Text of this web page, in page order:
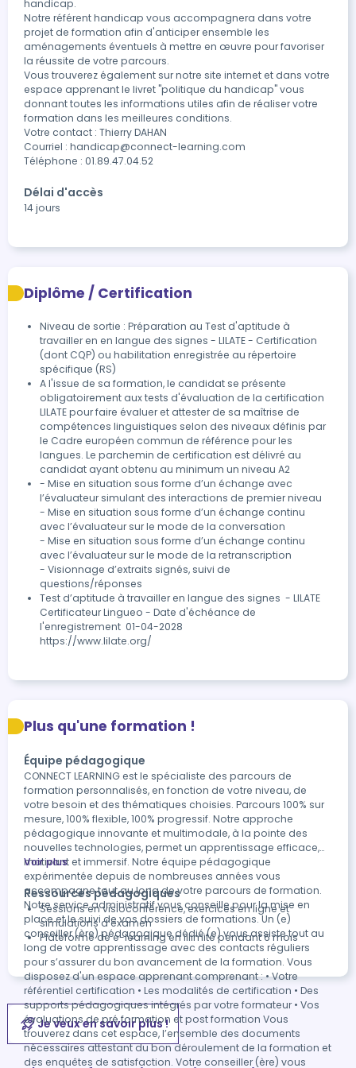
handicap.
Notre référent handicap vous accompagnera dans votre
projet de formation afin d'anticiper ensemble les
aménagements éventuels à mettre en œuvre pour favoriser
la réussite de votre parcours.
Vous trouverez également sur notre site internet et dans votre
espace apprenant le livret "politique du handicap" vous
donnant toutes les informations utiles afin de réaliser votre
formation dans les meilleures conditions.
Votre contact : Thierry DAHAN
Courriel : handicap@connect-learning.com
Téléphone : 01.89.47.04.52
Délai d'accès
14 jours
Diplôme / Certification
Niveau de sortie : Préparation au Test d'aptitude à
travailler en en langue des signes - LILATE - Certification
(dont CQP) ou habilitation enregistrée au répertoire
spécifique (RS)
A l'issue de sa formation, le candidat se présente
obligatoirement aux tests d'évaluation de la certification
LILATE pour faire évaluer et attester de sa maîtrise de
compétences linguistiques selon des niveaux définis par
le Cadre européen commun de référence pour les
langues. Le parchemin de certification est délivré au
candidat ayant obtenu au minimum un niveau A2
- Mise en situation sous forme d’un échange avec
l’évaluateur simulant des interactions de premier niveau
- Mise en situation sous forme d’un échange continu
avec l’évaluateur sur le mode de la conversation
- Mise en situation sous forme d’un échange continu
avec l’évaluateur sur le mode de la retranscription
- Visionnage d’extraits signés, suivi de
questions/réponses
Test d’aptitude à travailler en langue des signes  - LILATE
Certificateur Lingueo - Date d'échéance de
l'enregistrement	01-04-2028
https://www.lilate.org/
Plus qu'une formation !
Équipe pédagogique
CONNECT LEARNING est le spécialiste des parcours de
formation personnalisés, en fonction de votre niveau, de
votre besoin et des thématiques choisies. Parcours 100% sur
mesure, 100% flexible, 100% progressif. Notre approche
pédagogique innovante et multimodale, à la pointe des
nouvelles technologies, permet un apprentissage efficace,
motivant et immersif. Notre équipe pédagogique
expérimentée depuis de nombreuses années vous
accompagne tout au long de votre parcours de formation.
Notre service administratif vous conseille pour la mise en
place et le suivi de vos dossiers de formations. Un (e)
conseiller (ère) pédagogique dédié (e) vous assiste tout au
long de votre apprentissage avec des contacts réguliers
pour s’assurer du bon avancement de la formation. Vous
disposez d'un espace apprenant comprenant : • Votre
référentiel certification • Les modalités de certification • Des
supports pédagogiques intégrés par votre formateur • Vos
évaluations de pré formation et post formation Vous
trouverez dans cet espace, l’ensemble des documents
nécessaires attestant du bon déroulement de la formation et
des enquêtes de satisfaction. Votre conseiller (ère) vous
Voir plus
Ressources pédagogiques
Sessions en visioconférence, exercices en ligne et
simulations d’examen
Plateforme de e-learning en illimité pendant 6 mois
Je veux en savoir plus !